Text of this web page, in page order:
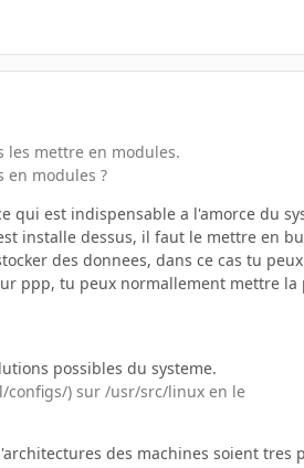
les mettre en modules.
en modules ?
est indispensable a l'amorce du
installe dessus, il faut le mettre en
des donnees, dans ce cas tu
ppp, tu peux normallement mettre
possibles du systeme.
configs/) sur /usr/src/linux en le
des machines soient tres